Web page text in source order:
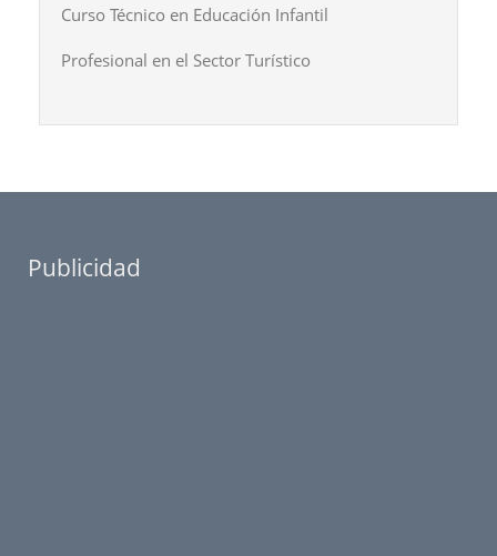
Curso Técnico en Educación Infantil
Profesional en el Sector Turístico
Publicidad